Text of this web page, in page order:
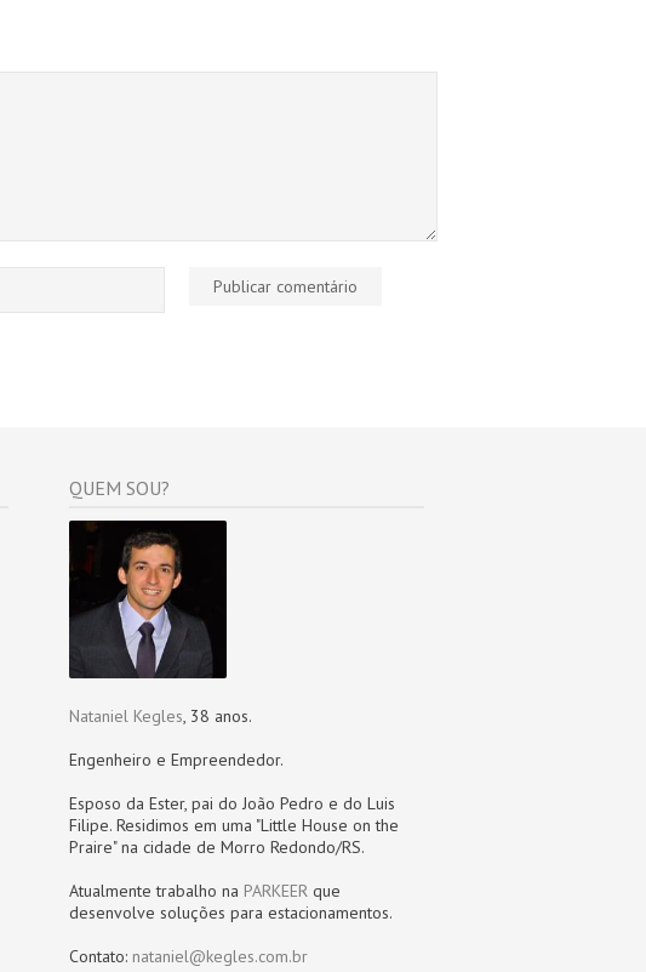
QUEM SOU?
Nataniel Kegles, 38 anos.
Engenheiro e Empreendedor.
Esposo da Ester, pai do João Pedro e do Luis
Filipe. Residimos em uma "Little House on the
Praire" na cidade de Morro Redondo/RS.
Atualmente trabalho na PARKEER que
desenvolve soluções para estacionamentos.
Contato: nataniel@kegles.com.br